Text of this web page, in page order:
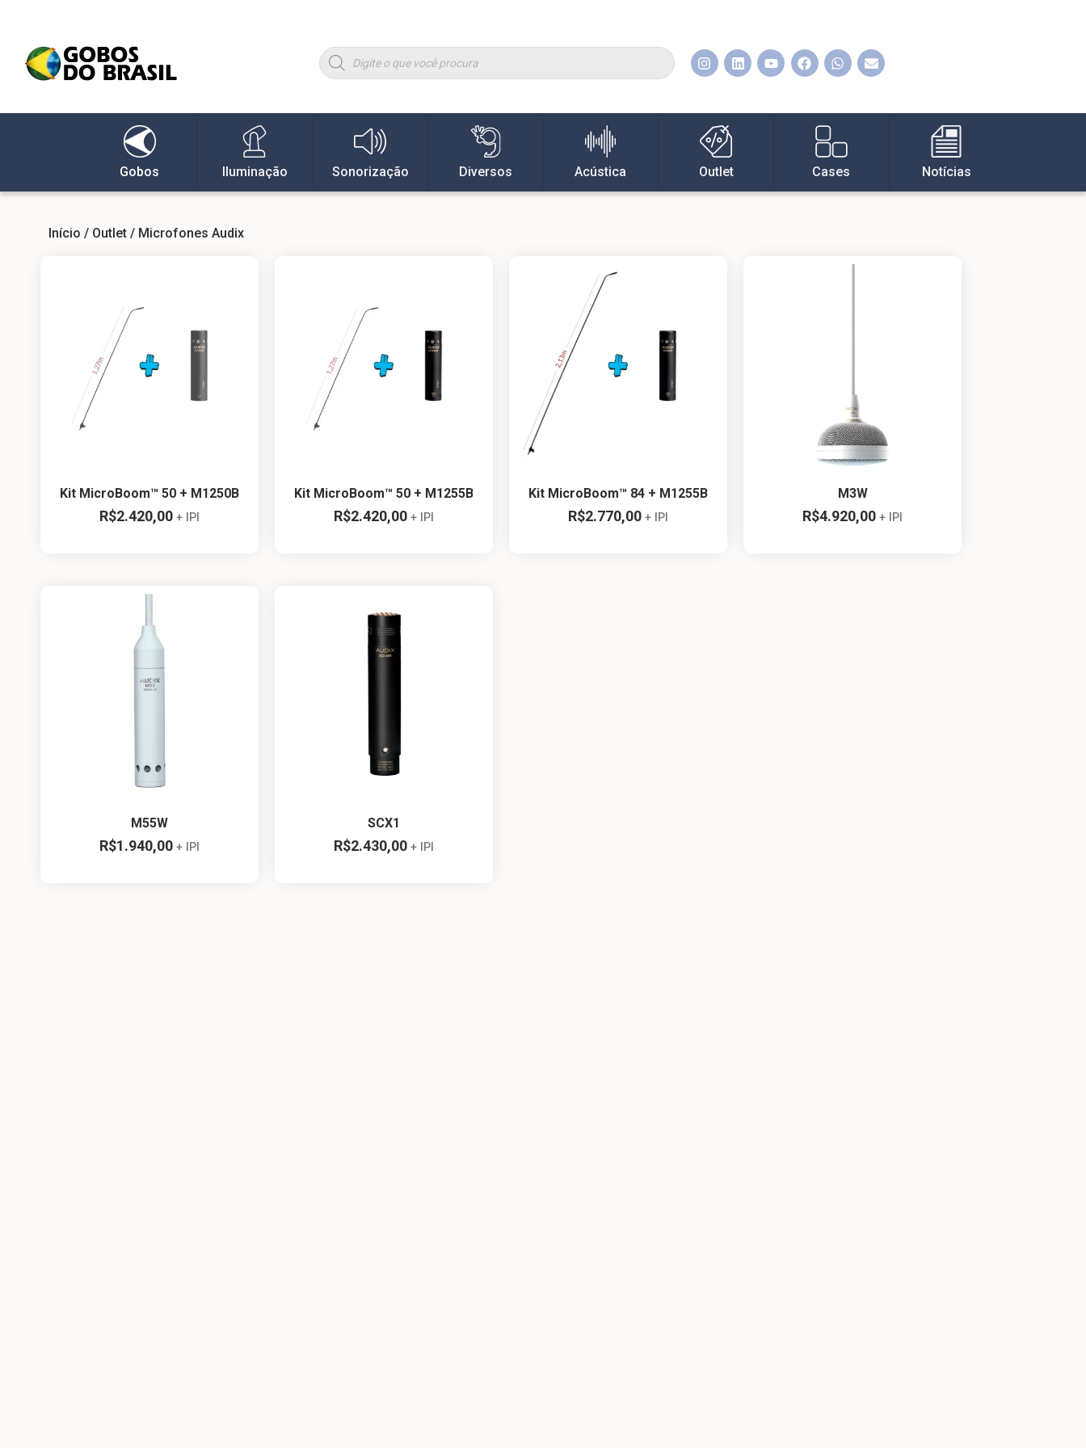
Gobos Iluminação Sonorização Diversos Acústica Outlet Cases Notícias
Início / Outlet / Microfones Audix
Kit MicroBoom™ 50 + M1250B
R$2.420,00 + IPI
Kit MicroBoom™ 50 + M1255B
R$2.420,00 + IPI
Kit MicroBoom™ 84 + M1255B
R$2.770,00 + IPI
M3W
R$4.920,00 + IPI
M55W
R$1.940,00 + IPI
SCX1
R$2.430,00 + IPI